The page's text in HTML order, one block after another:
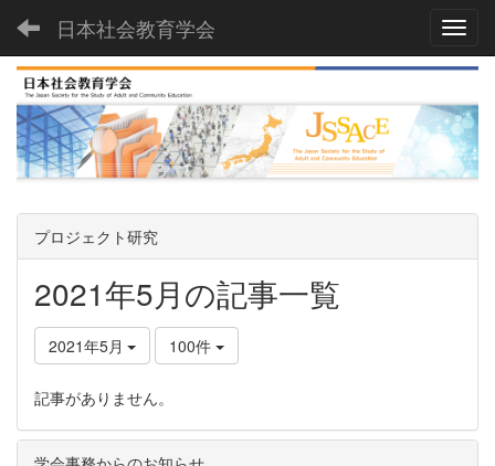
日本社会教育学会
プロジェクト研究
2021年5月の記事一覧
2021年5月 100件
記事がありません。